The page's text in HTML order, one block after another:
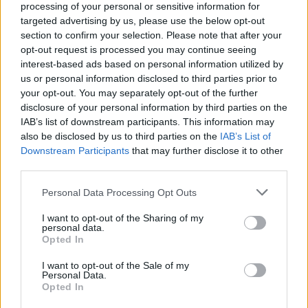
processing of your personal or sensitive information for
targeted advertising by us, please use the below opt-out
section to confirm your selection. Please note that after your
opt-out request is processed you may continue seeing
interest-based ads based on personal information utilized by
us or personal information disclosed to third parties prior to
your opt-out. You may separately opt-out of the further
disclosure of your personal information by third parties on the
IAB’s list of downstream participants. This information may
also be disclosed by us to third parties on the IAB’s List of
Downstream Participants that may further disclose it to other
Personal Data Processing Opt Outs
I want to opt-out of the Sharing of my
personal data.
Opted In
I want to opt-out of the Sale of my
Personal Data.
Opted In
dopiero nadchodzącym świetle poranka
wszystkie przedmioty wyglądają zupełnie
inaczej, pozbawione są swoich kolorów i
kształtów.
Ciemność odbiera także rzeczom szczegóły,
sprowadza je do ledwie konturów. Sprawia to
wszystko, że człowiek może poczuć się, jakby
zanurzono go w zupełnie innej rzeczywistości na
krótką chwilę. Świt odsłania także pozostałości
coś, co upadło na podłogę, czego człowiek nie
zdążył podnieść przed snem. Szymborska
pokazuje także, że budzenie się nowego dnia to
proces, światło stopniowo wydobywa go z